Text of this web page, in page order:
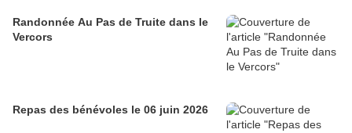
Randonnée Au Pas de Truite dans le
Vercors
Repas des bénévoles le 06 juin 2026